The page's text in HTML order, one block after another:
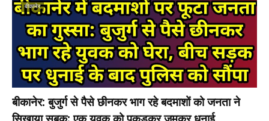
बीकानेर
बीकानेर: बुजुर्ग से पैसे छीनकर भाग रहे बदमाशों को जनता ने